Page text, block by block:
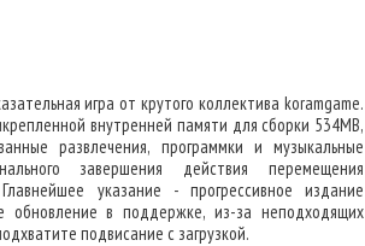
игра от крутого коллектива koramgame.
внутренней памяти для сборки 534MB,
развлечения, программки и музыкальные
завершения действия перемещения
указание - прогрессивное издание
обновление в поддержке, из-за неподходящих
подвисание с загрузкой.